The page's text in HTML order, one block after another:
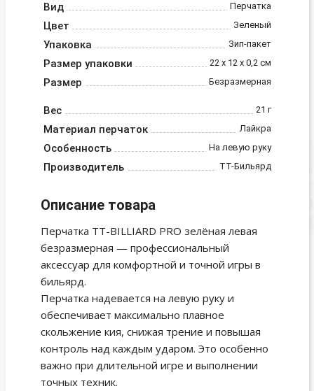
Вид Перчатка
Цвет Зеленый
Упаковка Зип-пакет
Размер упаковки 22 х 12 х 0,2 см
Размер Безразмерная
Вес 21 г
Материал перчаток Лайкра
Особенность На левую руку
Производитель ТТ-Бильярд
Описание товара
Перчатка TT-BILLIARD PRO зелёная левая
безразмерная — профессиональный
аксессуар для комфортной и точной игры в
бильярд.
Перчатка надевается на левую руку и
обеспечивает максимально плавное
скольжение кия, снижая трение и повышая
контроль над каждым ударом. Это особенно
важно при длительной игре и выполнении
точных техник.